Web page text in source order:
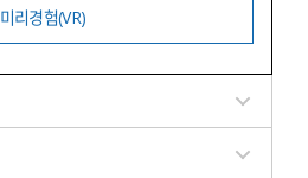
미리경험(VR)